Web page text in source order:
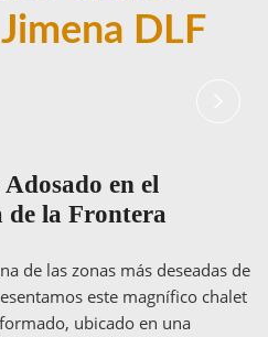
DLF
en el
de la Frontera
de las zonas más deseadas de
este magnífico chalet
ubicado en una